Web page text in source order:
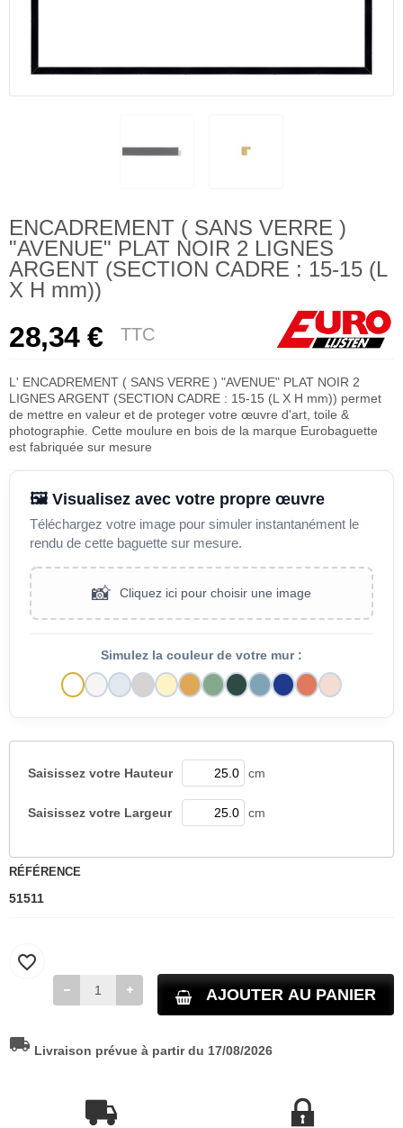
ENCADREMENT ( SANS VERRE )
"AVENUE" PLAT NOIR 2 LIGNES
ARGENT (SECTION CADRE : 15-15 (L
X H mm))
28,34 € TTC
L' ENCADREMENT ( SANS VERRE ) "AVENUE" PLAT NOIR 2
LIGNES ARGENT (SECTION CADRE : 15-15 (L X H mm)) permet
de mettre en valeur et de proteger votre œuvre d'art, toile &
photographie. Cette moulure en bois de la marque Eurobaguette
est fabriquée sur mesure
🖼️ Visualisez avec votre propre œuvre
Téléchargez votre image pour simuler instantanément le
rendu de cette baguette sur mesure.
📸 Cliquez ici pour choisir une image
Simulez la couleur de votre mur :
Saisissez votre Hauteur cm
Saisissez votre Largeur cm
RÉFÉRENCE
51511
AJOUTER AU PANIER
favorite_border
local_shipping Livraison prévue à partir du 17/08/2026